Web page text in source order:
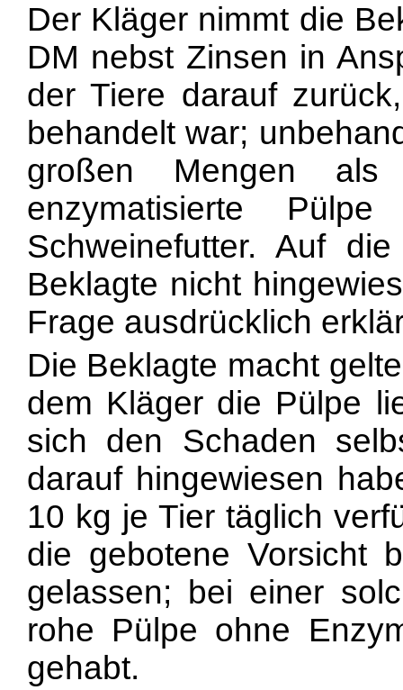
Der Kläger nimmt die
DM nebst Zinsen in
der Tiere darauf
behandelt war;
großen Mengen als
enzymatisierte
Schweinefutter. Auf
Beklagte nicht
Frage ausdrücklich
Die Beklagte macht
dem Kläger die Pülpe
sich den Schaden
darauf hingewiesen
10 kg je Tier täglich
die gebotene Vorsicht
gelassen; bei einer
rohe Pülpe ohne
gehabt.